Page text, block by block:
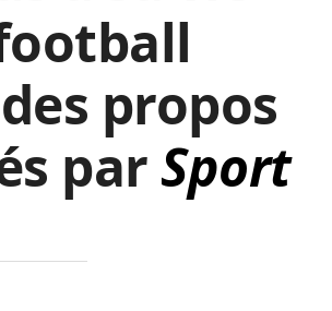
propos
par Sport